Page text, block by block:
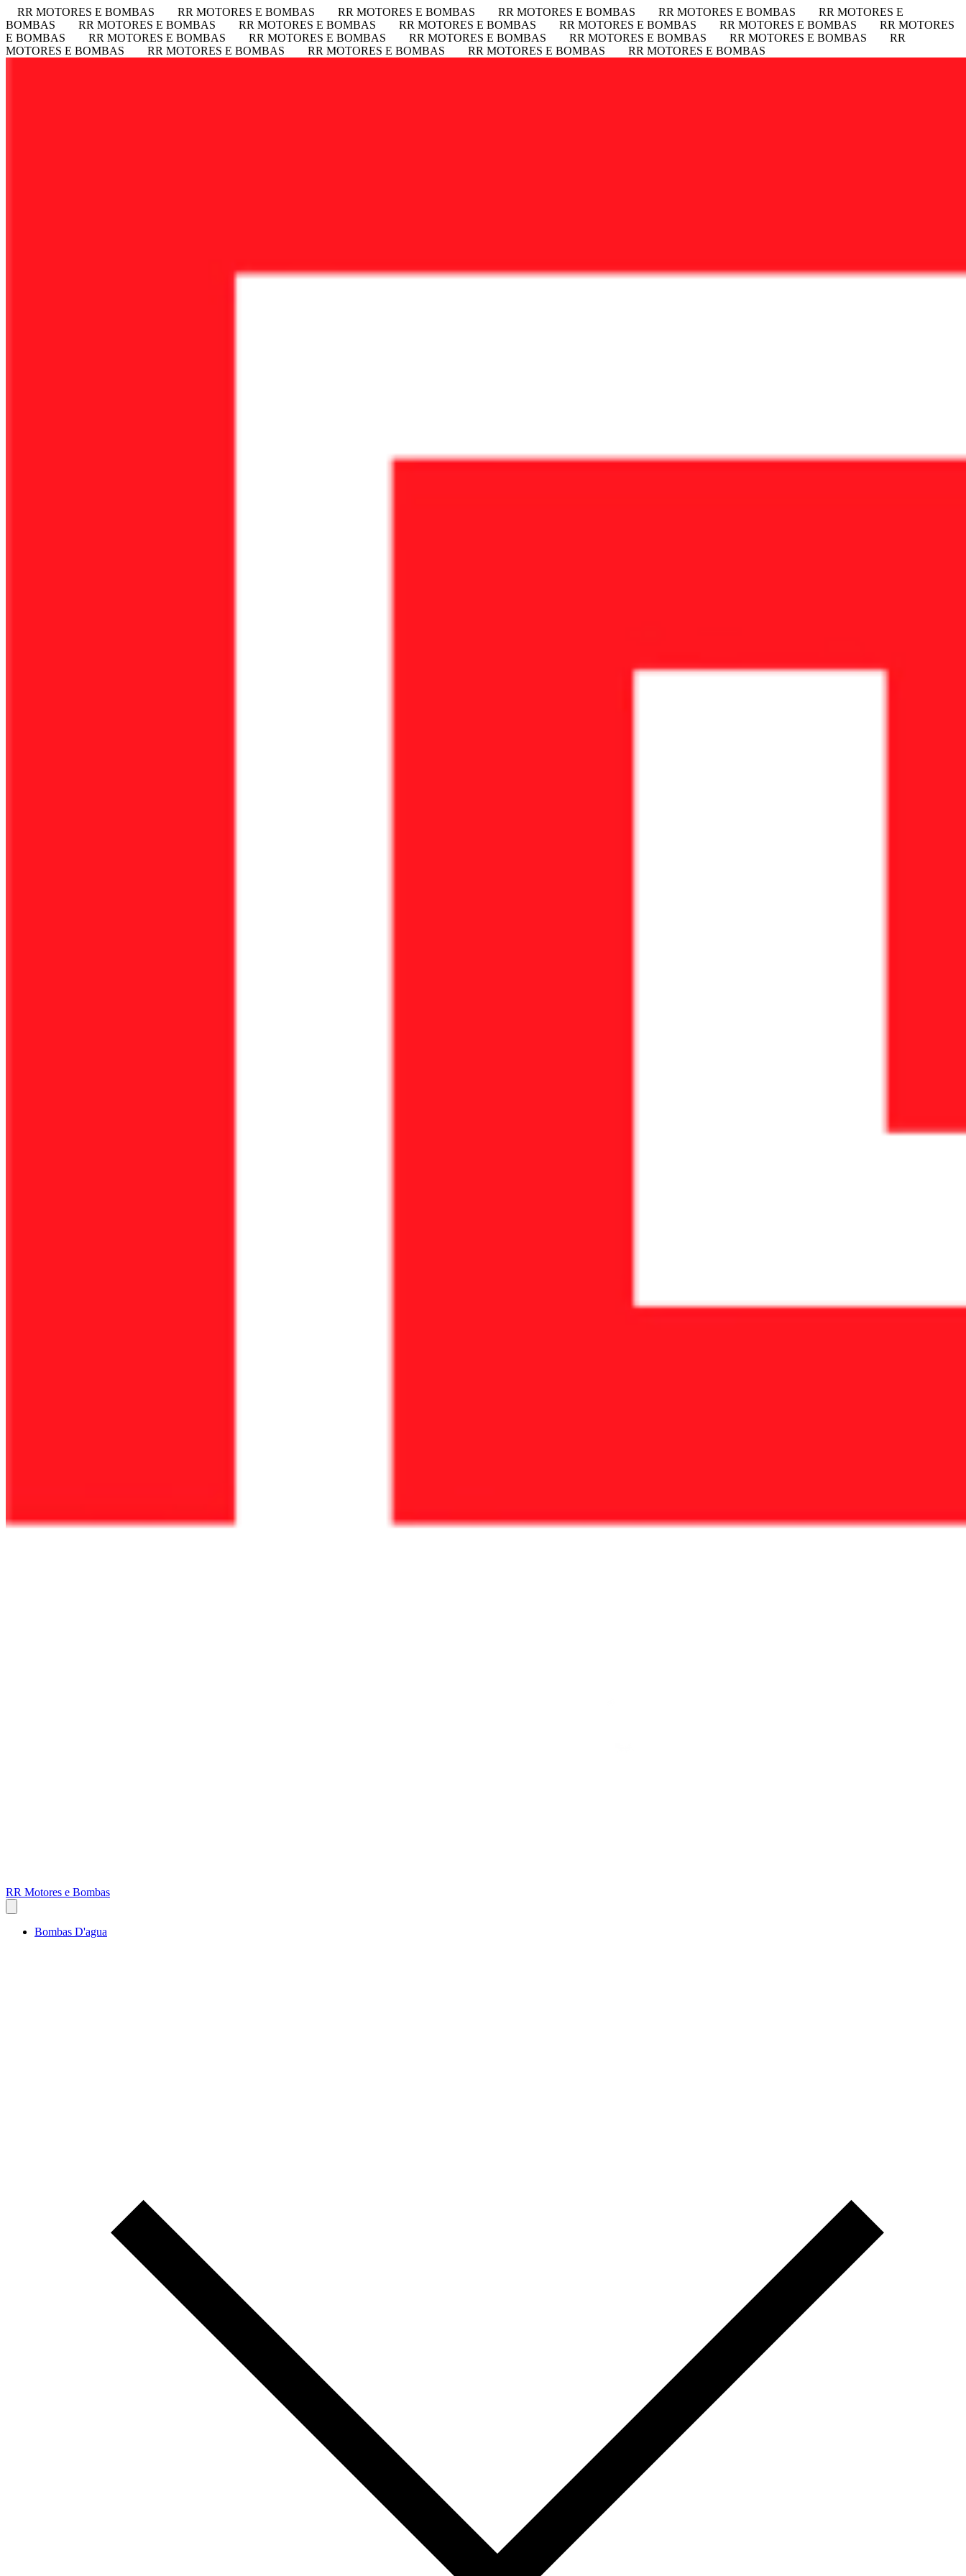
RR MOTORES E BOMBAS RR MOTORES E BOMBAS RR MOTORES E BOMBAS RR MOTORES E BOMBAS RR MOTORES E BOMBAS
RR MOTORES E
BOMBAS
RR MOTORES E BOMBAS RR MOTORES E BOMBAS RR MOTORES E BOMBAS RR MOTORES E BOMBAS RR MOTORES E BOMBAS
RR MOTORES
E BOMBAS
RR MOTORES E BOMBAS RR MOTORES E BOMBAS RR MOTORES E BOMBAS RR MOTORES E BOMBAS RR MOTORES E BOMBAS
RR
MOTORES E BOMBAS
RR MOTORES E BOMBAS RR MOTORES E BOMBAS RR MOTORES E BOMBAS RR MOTORES E BOMBAS
RR Motores e Bombas
Bombas D'agua